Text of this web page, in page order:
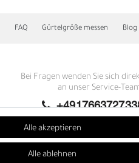
FAQ Gürtelgröße messen Blog
Bei Fragen wenden Sie sich
an unser Service-
Montag - Freitag, 09:00 - 14:00
Gürtelmanufaktur Fronhofer,
Alle akzeptieren
Alle ablehnen